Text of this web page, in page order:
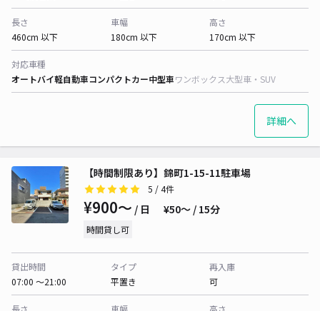
長さ
460cm 以下
車幅
180cm 以下
高さ
170cm 以下
対応車種
オートバイ軽自動車コンパクトカー中型車ワンボックス大型車・SUV
詳細へ
【時間制限あり】錦町1-15-11駐車場
5 / 4件
¥900〜 / 日 ¥50〜 / 15分
時間貸し可
貸出時間
07:00 〜21:00
タイプ
平置き
再入庫
可
長さ
車幅
高さ